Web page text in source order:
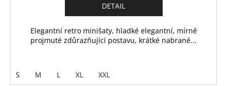
DETAIL
Elegantní retro minišaty, hladké elegantní, mírně
projmuté zdůrazňující postavu, krátké nabrané...
S M L XL XXL